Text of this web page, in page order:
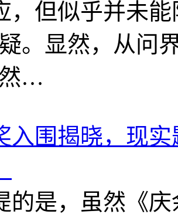
，但似乎并未
。显然，从问
…
入围揭晓，现
的是，虽然《